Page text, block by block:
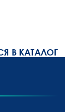
В КАТАЛОГ